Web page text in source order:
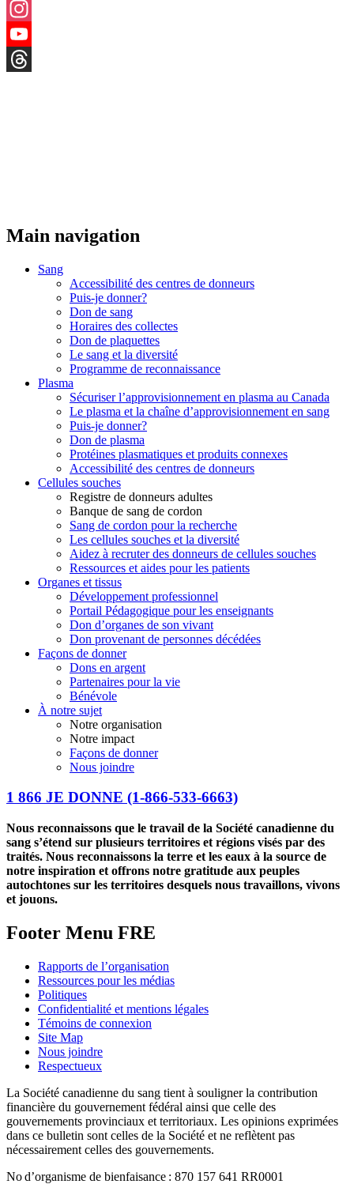
X
Instagram
YouTube
Main navigation
Sang
Accessibilité des centres de donneurs
Puis-je donner?
Don de sang
Horaires des collectes
Don de plaquettes
Le sang et la diversité
Programme de reconnaissance
Plasma
Sécuriser l’approvisionnement en plasma au Canada
Le plasma et la chaîne d’approvisionnement en sang
Puis-je donner?
Don de plasma
Protéines plasmatiques et produits connexes
Accessibilité des centres de donneurs
Cellules souches
Registre de donneurs adultes
Banque de sang de cordon
Sang de cordon pour la recherche
Les cellules souches et la diversité
Aidez à recruter des donneurs de cellules souches
Ressources et aides pour les patients
Organes et tissus
Développement professionnel
Portail Pédagogique pour les enseignants
Don d’organes de son vivant
Don provenant de personnes décédées
Façons de donner
Dons en argent
Partenaires pour la vie
Bénévole
À notre sujet
Notre organisation
Notre impact
Façons de donner
Nous joindre
1 866 JE DONNE (1-866-533-6663)
Nous reconnaissons que le travail de la Société canadienne du
sang s’étend sur plusieurs territoires et régions visés par des
traités. Nous reconnaissons la terre et les eaux à la source de
notre inspiration et offrons notre gratitude aux peuples
autochtones sur les territoires desquels nous travaillons, vivons
et jouons.
Footer Menu FRE
Rapports de l’organisation
Ressources pour les médias
Politiques
Confidentialité et mentions légales
Témoins de connexion
Site Map
Nous joindre
Respectueux
La Société canadienne du sang tient à souligner la contribution
financière du gouvernement fédéral ainsi que celle des
gouvernements provinciaux et territoriaux. Les opinions exprimées
dans ce bulletin sont celles de la Société et ne reflètent pas
nécessairement celles des gouvernements.
No d’organisme de bienfaisance : 870 157 641 RR0001